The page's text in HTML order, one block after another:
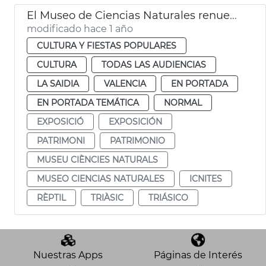
El Museo de Ciencias Naturales renueva parte de su museografía
modificado hace 1 año
CULTURA Y FIESTAS POPULARES
CULTURA
TODAS LAS AUDIENCIAS
LA SAIDIA
VALENCIA
EN PORTADA
EN PORTADA TEMÁTICA
NORMAL
EXPOSICIÓ
EXPOSICIÓN
PATRIMONI
PATRIMONIO
MUSEU CIÈNCIES NATURALS
MUSEO CIENCIAS NATURALES
ICNITES
RÈPTIL
TRIÀSIC TRIÁSICO
Nuestras Apps Páginas de Interés